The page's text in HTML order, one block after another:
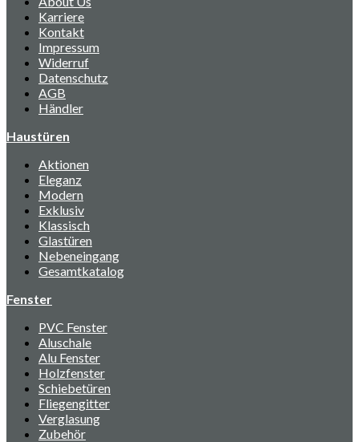
Karriere
Kontakt
Impressum
Widerruf
Datenschutz
AGB
Händler
Haustüren
Aktionen
Eleganz
Modern
Exklusiv
Klassisch
Glastüren
Nebeneingang
Gesamtkatalog
Fenster
PVC Fenster
Aluschale
Alu Fenster
Holzfenster
Schiebetüren
Fliegengitter
Verglasung
Zubehör